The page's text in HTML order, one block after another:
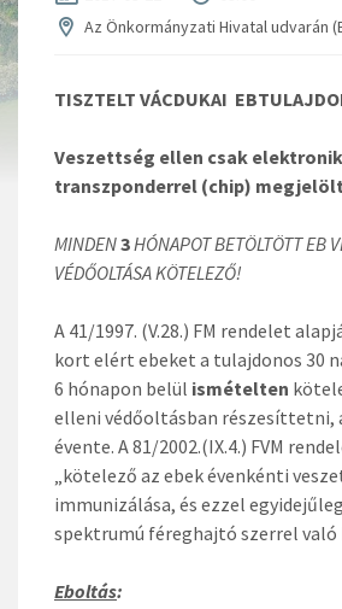
Az Önkormányzati Hivatal udvarán
TISZTELT VÁCDUKAI
Veszettség ellen csak
transzponderrel (chip)
MINDEN3HÓNAPOT BETÖLTÖTT EB
VÉDŐOLTÁSA KÖTELEZŐ!
A 41/1997. (V.28.) FM rendelet
kort elért ebeket a tulajdonos 30
6 hónapon belül ismételten
elleni védőoltásban részesíttetni,
évente. A 81/2002.(IX.4.) FVM
„kötelező az ebek évenkénti
immunizálása, és ezzel
spektrumú féreghajtó szerrel való
Eboltás: